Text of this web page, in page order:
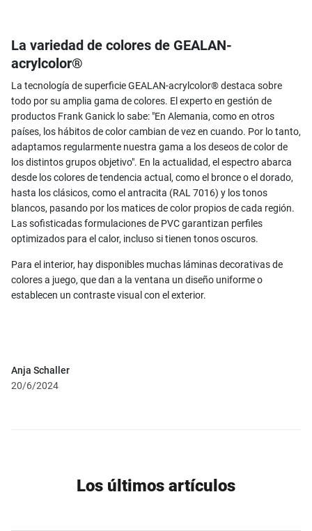
La variedad de colores de GEALAN-
acrylcolor®
La tecnología de superficie GEALAN-acrylcolor® destaca sobre
todo por su amplia gama de colores. El experto en gestión de
productos Frank Ganick lo sabe: "En Alemania, como en otros
países, los hábitos de color cambian de vez en cuando. Por lo tanto,
adaptamos regularmente nuestra gama a los deseos de color de
los distintos grupos objetivo". En la actualidad, el espectro abarca
desde los colores de tendencia actual, como el bronce o el dorado,
hasta los clásicos, como el antracita (RAL 7016) y los tonos
blancos, pasando por los matices de color propios de cada región.
Las sofisticadas formulaciones de PVC garantizan perfiles
optimizados para el calor, incluso si tienen tonos oscuros.
Para el interior, hay disponibles muchas láminas decorativas de
colores a juego, que dan a la ventana un diseño uniforme o
establecen un contraste visual con el exterior.
Anja Schaller
20/6/2024
Los últimos artículos